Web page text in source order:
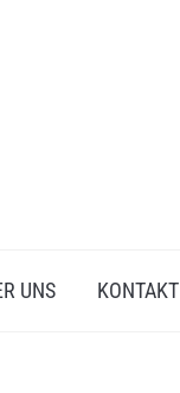
UNS KONTAKT